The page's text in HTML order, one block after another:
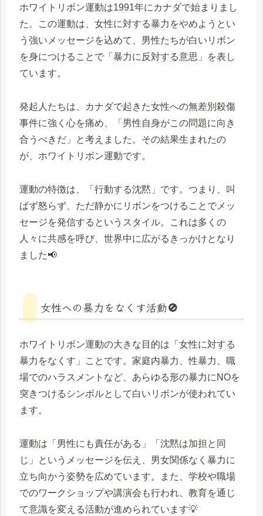
ホワイトリボン運動は1991年にカナダで始まりまし
た。この運動は、女性に対する暴力をやめようとい
う強いメッセージを込めて、男性たちが白いリボン
を身につけることで「暴力に反対する意思」を表し
ています。
発起人たちは、カナダで起きた女性への無差別殺傷
事件に強く心を痛め、「男性自身がこの問題に向き
合うべきだ」と考えました。その結果生まれたの
が、ホワイトリボン運動です。
運動の特徴は、「行動する沈黙」です。つまり、叫
ばず怒らず、ただ静かにリボンをつけることでメッ
セージを発信するというスタイル。これは多くの
人々に共感を呼び、世界中に広がるきっかけとなり
ました📢
女性への暴力をなくす活動🚫
ホワイトリボン運動の大きな目的は「女性に対する
暴力をなくす」ことです。家庭内暴力、性暴力、職
場でのハラスメントなど、あらゆる形の暴力にNOを
突きつけるシンボルとして白いリボンが使われてい
ます。
運動は「男性にも責任がある」「沈黙は加担と同
じ」というメッセージを伝え、男女関係なく暴力に
立ち向かう姿勢を広めています。また、学校や職場
でのワークショップや講演会も行われ、教育を通じ
て意識を変える活動が進められています💡